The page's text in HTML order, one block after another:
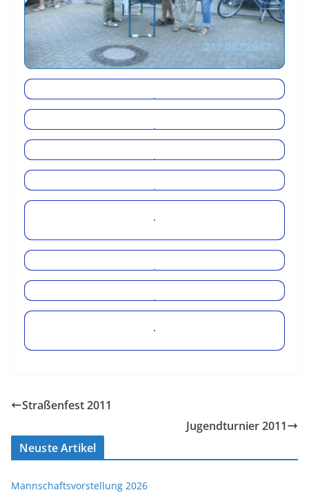
Straßenfest 2011
Jugendturnier 2011
Neuste Artikel
Mannschaftsvorstellung 2026